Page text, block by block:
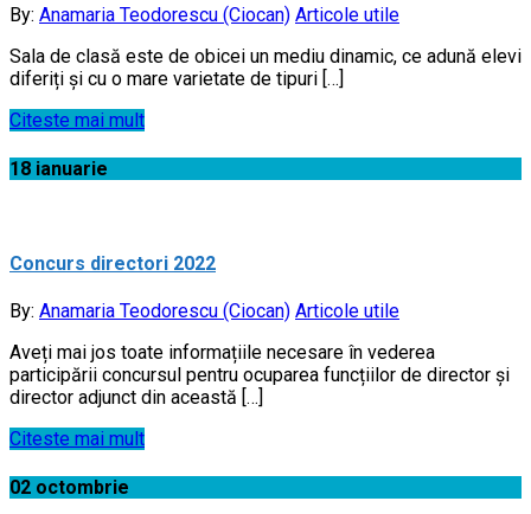
By: Anamaria Teodorescu (Ciocan) Articole utile
Sala de clasă este de obicei un mediu dinamic, ce adună elevi
diferiți și cu o mare varietate de tipuri […]
Citeste mai mult
18 ianuarie
Concurs directori 2022
By: Anamaria Teodorescu (Ciocan) Articole utile
Aveți mai jos toate informațiile necesare în vederea
participării concursul pentru ocuparea funcțiilor de director și
director adjunct din această […]
Citeste mai mult
02 octombrie